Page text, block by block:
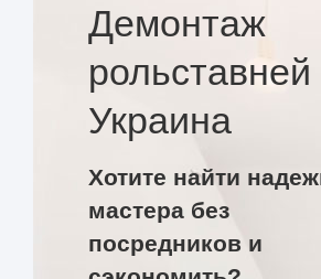
Демонтаж
рольставней
Украина
Хотите найти
мастера без
посредников и